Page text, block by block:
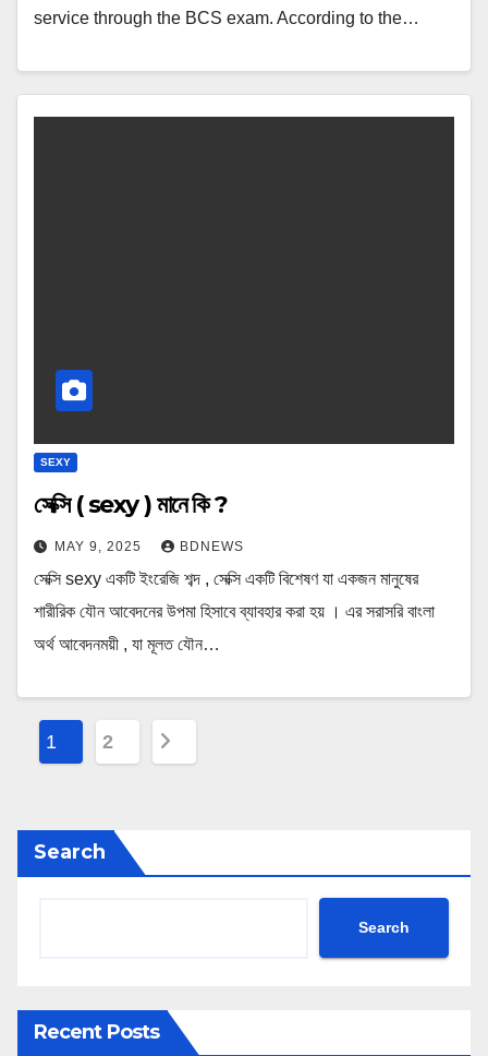
service through the BCS exam. According to the…
SEXY
সেক্সি ( sexy ) মানে কি ?
MAY 9, 2025 BDNEWS
সেক্সি sexy একটি ইংরেজি শব্দ , সেক্সি একটি বিশেষণ যা একজন মানুষের
শারীরিক যৌন আবেদনের উপমা হিসাবে ব্যাবহার করা হয় । এর সরাসরি বাংলা
অর্থ আবেদনময়ী , যা মূলত যৌন…
P
s
t
a
1 2
Search
Search
Recent Posts